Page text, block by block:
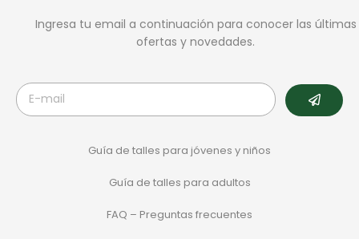
Ingresa tu email a continuación para conocer las últimas
ofertas y novedades.
Guía de talles para jóvenes y niños
Guía de talles para adultos
FAQ – Preguntas frecuentes